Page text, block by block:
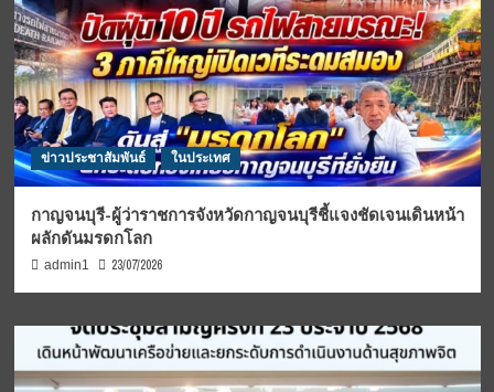
ข่าวประชาสัมพันธ์ ในประเทศ
กาญจนบุรี-ผู้ว่าราชการจังหวัดกาญจนบุรีชี้แจงชัดเจนเดินหน้า
ผลักดันมรดกโลก
admin1 23/07/2026